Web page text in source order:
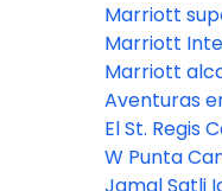
Marriott
incluido en
20
Marriott
acuerdos
Resorts
Jamaica y
Marriott
más de
mundo
Aventuras
Cana
El St. Regis
en Cancún,
W Punta